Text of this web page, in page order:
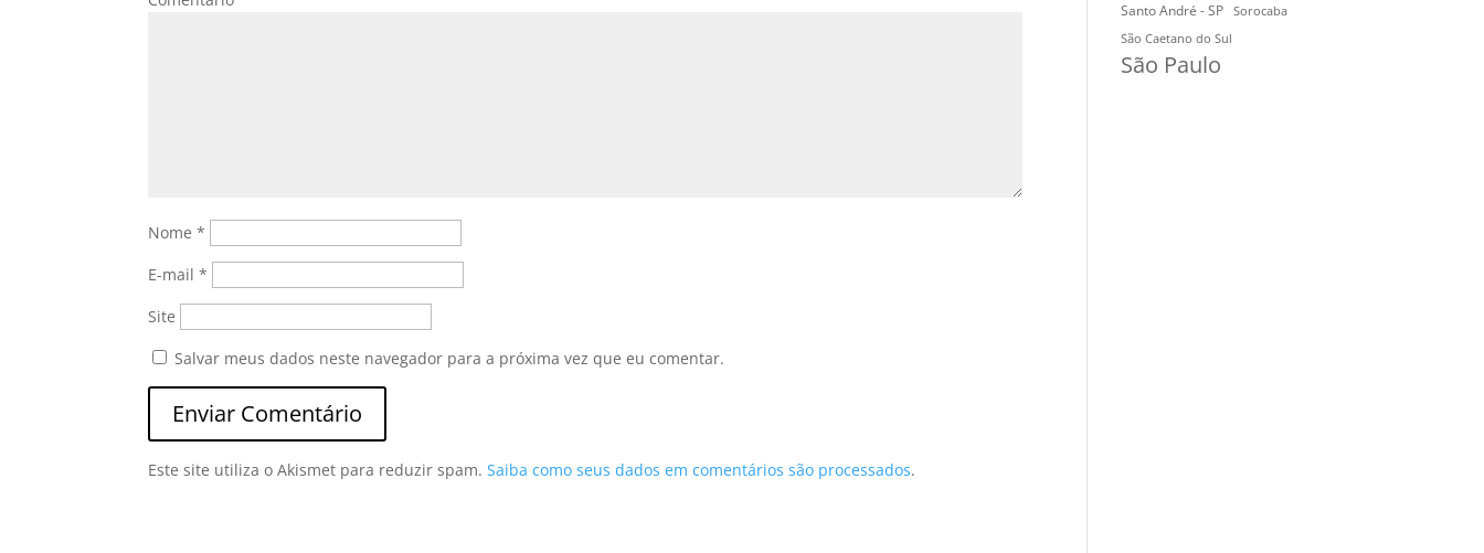
Nome*
E-mail*
Site
Salvar meus dados neste navegador para a próxima vez que eu comentar.
Este site utiliza o Akismet para reduzir spam.Saiba como seus dados em comentários são processados.
Santo André - SP
Sorocaba
São Caetano do Sul
São Paulo